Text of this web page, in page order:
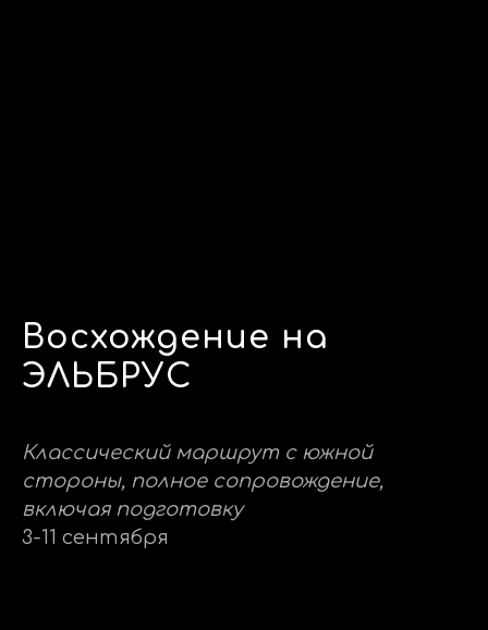
Восхождение на
ЭЛЬБРУС
Классический маршрут с южной
стороны, полное сопровождение,
включая подготовку
3-11 сентября